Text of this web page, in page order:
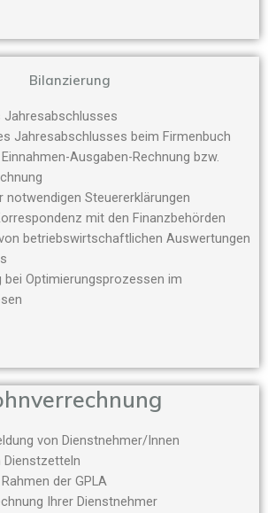
Bilanzierung
Jahresabschlusses
Jahresabschlusses beim Firmenbuch
Ausgaben-Rechnung bzw.
notwendigen Steuererklärungen
mit den Finanzbehörden
betriebswirtschaftlichen Auswertungen
bei Optimierungsprozessen im
von Dienstnehmer/Innen
Dienstzetteln
der GPLA
Ihrer Dienstnehmer